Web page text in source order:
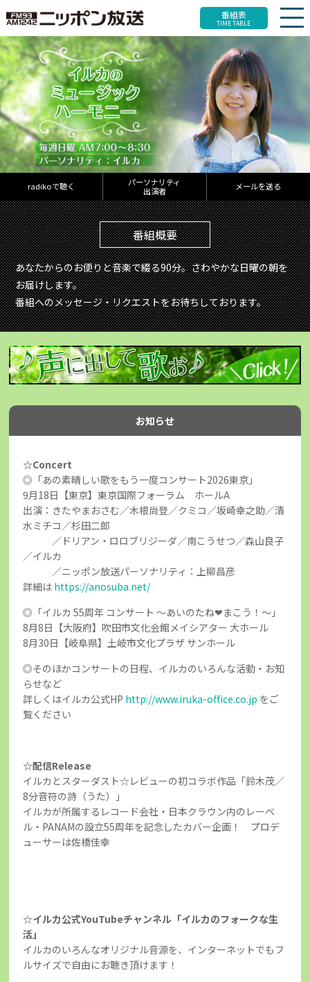
番組表
TIME TABLE
radikoで聴く
パーソナリティ
出演者
メールを送る
番組概要
あなたからのお便りと音楽で綴る90分。さわやかな日曜の朝を
お届けします。
番組へのメッセージ・リクエストをお待ちしております。
お知らせ
☆Concert
◎「あの素晴しい歌をもう一度コンサート2026東京」
9月18日【東京】東京国際フォーラム ホールA
出演：きたやまおさむ／木根尚登／クミコ／坂崎幸之助／清
水ミチコ／杉田二郎
／ドリアン・ロロブリジーダ／南こうせつ／森山良子
／イルカ
／ニッポン放送パーソナリティ：上柳昌彦
詳細は https://anosuba.net/
◎「イルカ 55周年 コンサート ～あいのたね❤まこう！～」
8月8日【大阪府】吹田市文化会館メイシアター 大ホール
8月30日【岐阜県】土岐市文化プラザ サンホール
◎そのほかコンサートの日程、イルカのいろんな活動・お知
らせなど
詳しくはイルカ公式HP http://www.iruka-office.co.jp をご
覧ください
☆配信Release
イルカとスターダスト☆レビューの初コラボ作品「鈴木茂／
8分音符の詩（うた）」
イルカが所属するレコード会社・日本クラウン内のレーベ
ル・PANAMの設立55周年を記念したカバー企画！ プロデ
ューサーは佐橋佳幸
☆イルカ公式YouTubeチャンネル「イルカのフォークな生
活」
イルカのいろんなオリジナル音源を、インターネットでもフ
ルサイズで自由にお聴き頂けます！